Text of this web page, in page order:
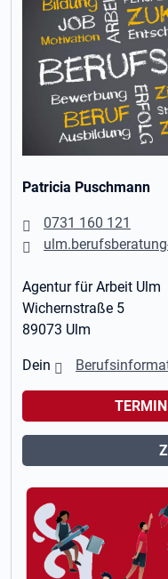
Patricia Puschmann
0731 160 121
Agentur für Arbeit Ulm
Wichernstraße 5
89073 Ulm
Dein